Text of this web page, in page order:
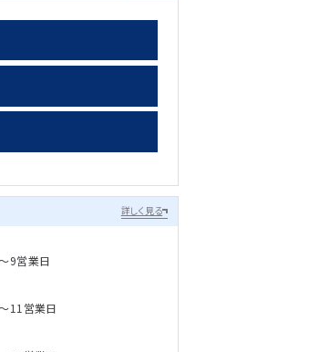
詳しく見る
9営業日
11営業日